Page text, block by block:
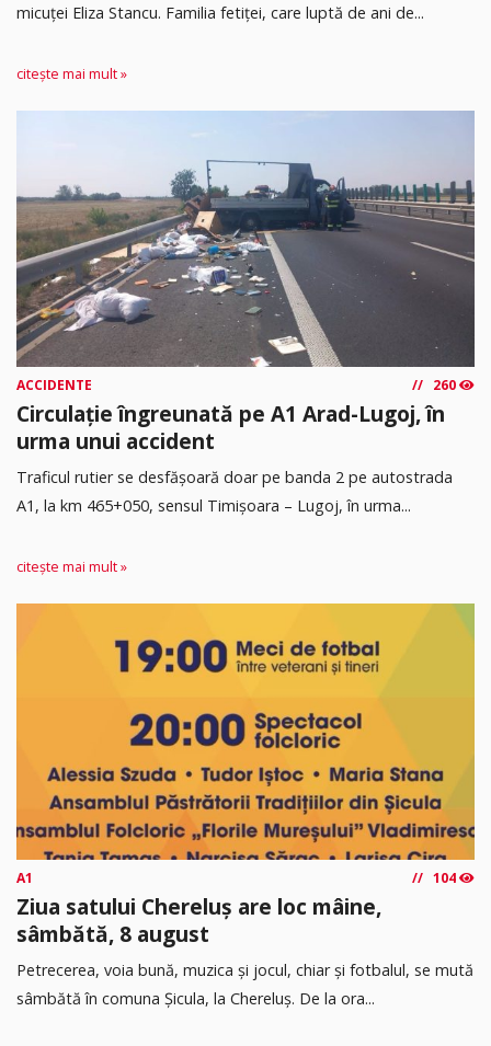
micuței Eliza Stancu. Familia fetiței, care luptă de ani de...
citește mai mult »
ACCIDENTE 260
Circulație îngreunată pe A1 Arad-Lugoj, în
urma unui accident
Traficul rutier se desfășoară doar pe banda 2 pe autostrada
A1, la km 465+050, sensul Timişoara – Lugoj, în urma...
citește mai mult »
A1 104
Ziua satului Chereluș are loc mâine,
sâmbătă, 8 august
Petrecerea, voia bună, muzica și jocul, chiar și fotbalul, se mută
sâmbătă în comuna Șicula, la Chereluș. De la ora...